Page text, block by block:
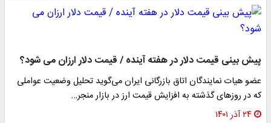
پیش بینی قیمت دلار در هفته آینده / قیمت دلار ارزان می شود؟
عضو هیات نمایندگان اتاق بازرگانی ایران می‌گوید تحلیل وضعیت عواملی
که در روزهای گذشته به افزایش قیمت ارز در بازار منجر…
۲۴ آذر ۱۴۰۱